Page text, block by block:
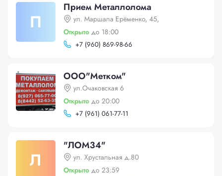
П
Прием Металлолома
ул. Маршала Ерёменко, 45,
Открыто до 18:00
+7 (960) 869-98-66
ООО"Mетком"
ул.Очаковская 6
Открыто до 20:00
+7 (961) 061-77-11
Л
"ЛОМ34"
ул. Хрустальная д.80
Открыто до 23:59